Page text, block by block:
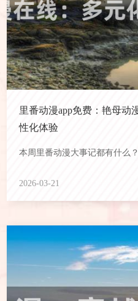
里番动漫app免费：艳母动
性化体验
本周里番动漫大事记都有什么
2026-03-21